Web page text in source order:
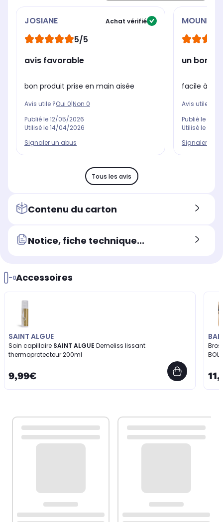
JOSIANE Achat vérifié
5/5
avis favorable
bon produit prise en main aisée
Avis utile ?Oui 0|Non 0
Publié le12/05/2026
Utilisé le14/04/2026
Signaler un abus
MOUNIA
un bon
facile à
Avis utile ?
Publié le
Utilisé le
Signaler un
Tous les avis
Contenu du carton
Notice, fiche technique...
Accessoires
SAINT ALGUE
Soin capillaire SAINT ALGUE
thermoprotecteur 200ml
9,99€